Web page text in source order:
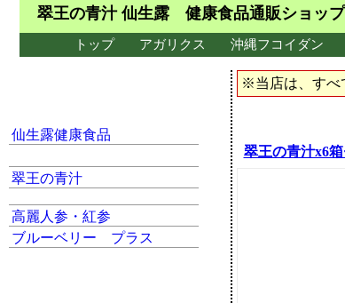
翠王の青汁 仙生露 健康食品通販ショッ
トップ アガリクス 沖縄フコイダン
仙生露健康食品
翠王の青汁
高麗人参・紅参
ブルーベリー プラス
※当店は、すべ
翠王の青汁x6